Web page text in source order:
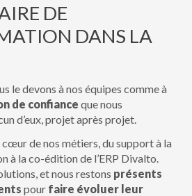
DE
DANS LA
le devons à nos équipes comme à
de confiance que nous
d’eux, projet après projet.
de nos métiers, du support à la
à la co-édition de l’ERP Divalto.
et nous restons présents
pour faire évoluer leur